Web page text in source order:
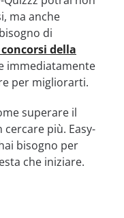
ma anche
di
della
immediatamente
per migliorarti.
superare il
più. Easy-
bisogno per
che iniziare.